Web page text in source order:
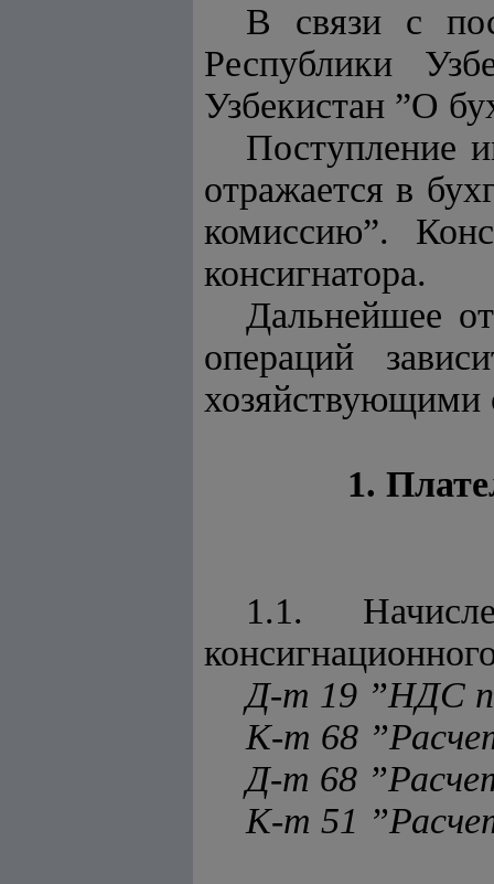
В связи с
Республики
Узбекистан ”О
Поступление
отражается в
комиссию”.
консигнатора.
Дальнейшее
операций
хозяйствующими
1.
1.1.
Д-т 19 ”НДС
К-т 68
Д-т 68
К-т 51